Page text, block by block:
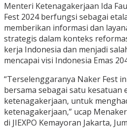
Menteri Ketenagakerjaan Ida
Fest 2024 berfungsi sebagai
memberikan informasi dan
strategis dalam konteks
kerja Indonesia dan menjadi
mencapai visi Indonesia Emas
“Terselenggaranya Naker Fest
bersama sebagai satu kesatuan
ketenagakerjaan, untuk
ketenagakerjaan,” ucap
di JIEXPO Kemayoran Jakarta,